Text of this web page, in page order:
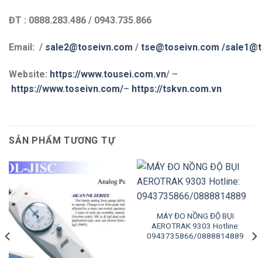
ĐT : 0888.283.486 / 0943.735.866
Email: / sale2@toseivn.com / tse@toseivn.com /
Website: https://www.tousei.com.vn/ –
https://www.toseivn.com/– https://tskvn.com.vn
SẢN PHẨM TƯƠNG TỰ
MÁY ĐO NỒNG ĐỘ BỤI
AEROTRAK 9303 Hotline:
0943735866/0888814889